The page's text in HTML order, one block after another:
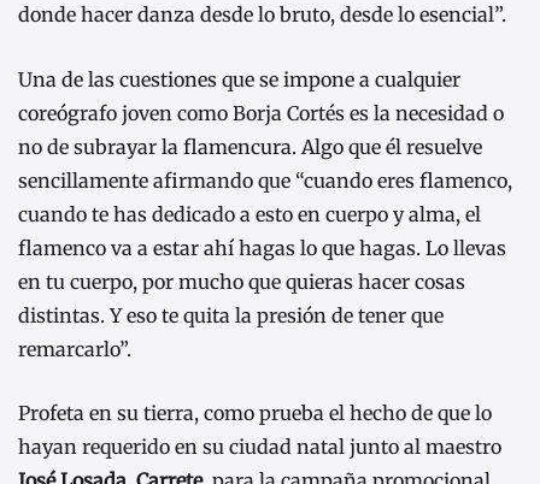
donde hacer danza desde lo bruto, desde lo esencial”.
Una de las cuestiones que se impone a cualquier
coreógrafo joven como Borja Cortés es la necesidad o
no de subrayar la flamencura. Algo que él resuelve
sencillamente afirmando que “cuando eres flamenco,
cuando te has dedicado a esto en cuerpo y alma, el
flamenco va a estar ahí hagas lo que hagas. Lo llevas
en tu cuerpo, por mucho que quieras hacer cosas
distintas. Y eso te quita la presión de tener que
remarcarlo”.
Profeta en su tierra, como prueba el hecho de que lo
hayan requerido en su ciudad natal junto al maestro